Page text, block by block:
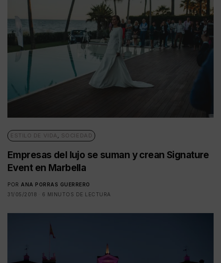
ESTILO DE VIDA SOCIEDAD
Empresas del lujo se suman y crean Signature
Event en Marbella
POR ANA PORRAS GUERRERO
31/05/2018
6 MINUTOS DE LECTURA